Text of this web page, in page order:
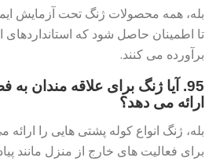
بله، همه محصولات ژنگ تحت آزمایش
تا اطمینان حاصل شود که استانداردهای
برآورده می کنند.
95. آیا ژنگ برای علاقه مندان
ارائه می دهد؟
بله، ژنگ انواع کوله پشتی هایی را
برای فعالیت های خارج از منزل مانند